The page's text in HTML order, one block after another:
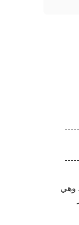
التكلفةالمُحمّل مجهز بمحرك عجلة مستقل، ومضخة نظام البستون ذات التنقل المتغير، وارتفاع القمامة القصوى 2167 ملم.لديها مسافة أرضية مصغرة من 200mm وبعد عام من 4300x1160x2150mm. وهي